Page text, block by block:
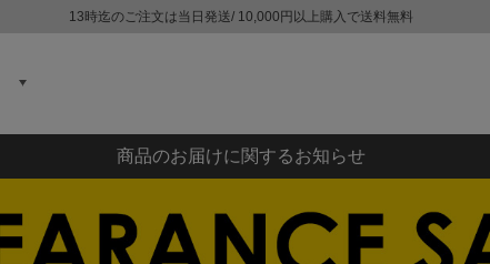
13時迄のご注文は当日発送/ 10,000円以上購入で送料無料
商品のお届けに関するお知らせ